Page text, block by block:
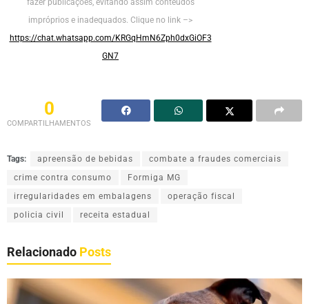
fazer publicações, evitando assim conteúdos
impróprios e inadequados. Clique no link –>
https://chat.whatsapp.com/KRGqHmN6Zph0dxGiOF3
GN7
0
COMPARTILHAMENTOS
Tags: apreensão de bebidas
combate a fraudes comerciais
crime contra consumo
Formiga MG
irregularidades em embalagens
operação fiscal
policia civil
receita estadual
Relacionado Posts